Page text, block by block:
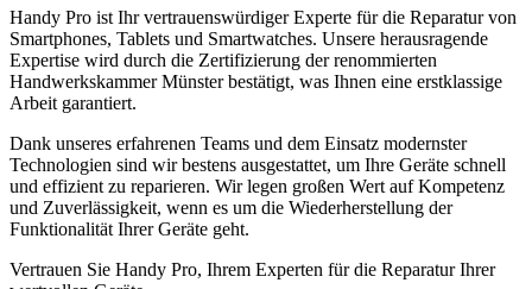
Handy Pro ist Ihr vertrauenswürdiger Experte für die Reparatur von
Smartphones, Tablets und Smartwatches. Unsere herausragende
Expertise wird durch die Zertifizierung der renommierten
Handwerkskammer Münster bestätigt, was Ihnen eine erstklassige
Arbeit garantiert.
Dank unseres erfahrenen Teams und dem Einsatz modernster
Technologien sind wir bestens ausgestattet, um Ihre Geräte schnell
und effizient zu reparieren. Wir legen großen Wert auf Kompetenz
und Zuverlässigkeit, wenn es um die Wiederherstellung der
Funktionalität Ihrer Geräte geht.
Vertrauen Sie Handy Pro, Ihrem Experten für die Reparatur Ihrer